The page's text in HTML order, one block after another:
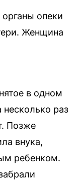
опеки
Женщина
в одном
раз
Позже
внука,
ребенком.